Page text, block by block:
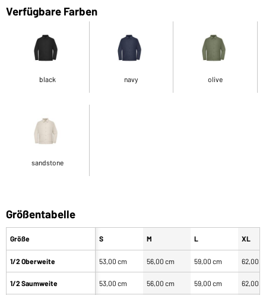
Verfügbare Farben
black navy olive
sandstone
Größentabelle
Größe
1/2 Oberweite
1/2 Saumweite
S M L XL
53,00 cm 56,00 cm 59,00 cm 62,00
53,00 cm 56,00 cm 59,00 cm 62,00